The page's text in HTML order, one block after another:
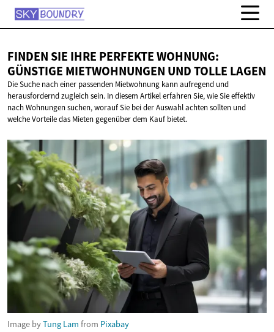
FINDEN SIE IHRE PERFEKTE WOHNUNG:
GÜNSTIGE MIETWOHNUNGEN UNDTOLLE LAGEN
Die Suche nach einer passenden Mietwohnung kann aufregend und
herausfordernd zugleich sein. In diesem Artikel erfahren Sie, wie Sie effektiv
nach Wohnungen suchen, worauf Sie bei der Auswahl achten sollten und
welche Vorteile das Mieten gegenüber dem Kauf bietet.
Image byTung Lam from Pixabay